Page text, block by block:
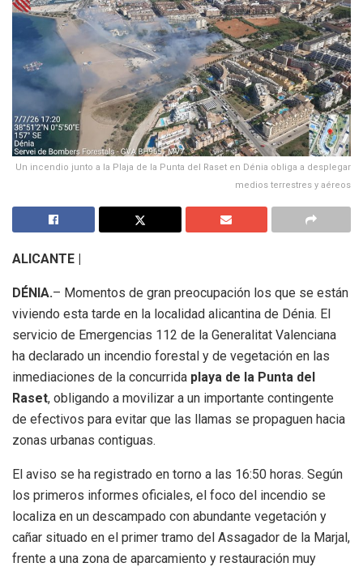
Un incendio junto a la Plaja de la Punta del Raset en Dénia obliga a desplegar
medios terrestres y aéreos
ALICANTE |
DÉNIA.– Momentos de gran preocupación los que se están
viviendo esta tarde en la localidad alicantina de Dénia. El
servicio de Emergencias 112 de la Generalitat Valenciana
ha declarado un incendio forestal y de vegetación en las
inmediaciones de la concurrida playa de la Punta del
Raset, obligando a movilizar a un importante contingente
de efectivos para evitar que las llamas se propaguen hacia
zonas urbanas contiguas.
El aviso se ha registrado en torno a las 16:50 horas. Según
los primeros informes oficiales, el foco del incendio se
localiza en un descampado con abundante vegetación y
cañar situado en el primer tramo del Assagador de la Marjal,
frente a una zona de aparcamiento y restauración muy